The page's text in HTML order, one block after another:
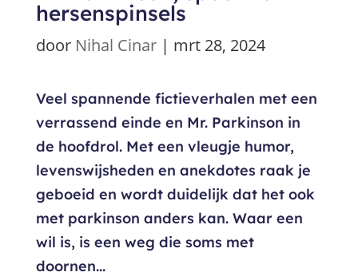
hersenspinsels
door Nihal Cinar| mrt 28, 2024
Veel spannende fictieverhalen met een
verrassend einde en Mr. Parkinson in
de hoofdrol. Met een vleugje humor,
levenswijsheden en anekdotes raak je
geboeid en wordt duidelijk dat het ook
met parkinson anders kan. Waar een
wil is, is een weg die soms met
doornen...